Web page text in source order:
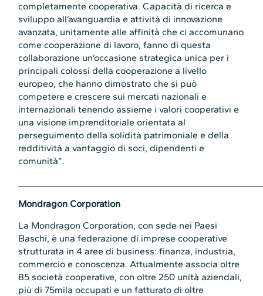
completamente cooperativa. Capacità di ricerca e
sviluppo all’avanguardia e attività di innovazione
avanzata, unitamente alle affinità che ci accomunano
come cooperazione di lavoro, fanno di questa
collaborazione un’occasione strategica unica per i
principali colossi della cooperazione a livello
europeo, che hanno dimostrato che si può
competere e crescere sui mercati nazionali e
internazionali tenendo assieme i valori cooperativi e
una visione imprenditoriale orientata al
perseguimento della solidità patrimoniale e della
redditività a vantaggio di soci, dipendenti e
comunità”.
Mondragon Corporation
La Mondragon Corporation, con sede nei Paesi
Baschi, è una federazione di imprese cooperative
strutturata in 4 aree di business: finanza, industria,
commercio e conoscenza. Attualmente associa oltre
85 società cooperative, con oltre 250 unità aziendali,
più di 75mila occupati e un fatturato di oltre